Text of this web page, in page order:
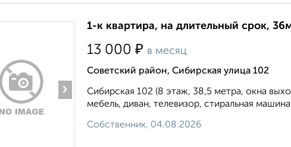
›
1-к квартира, на длительный срок,
13 000 ₽ в месяц
Советский район, Сибирская улица 102
Сибирская 102 (8 этаж, 38,5 метра, окна
мебель, диван, телевизор, стиральная
Собственник, 04.08.2026